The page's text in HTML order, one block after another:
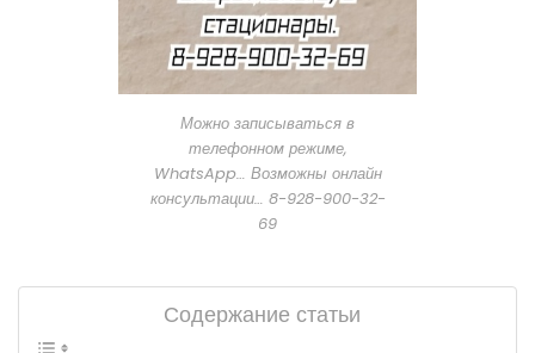
Можно записываться в
телефонном режиме,
WhatsApp… Возможны онлайн
консультации… 8-928-900-32-
69
Содержание статьи